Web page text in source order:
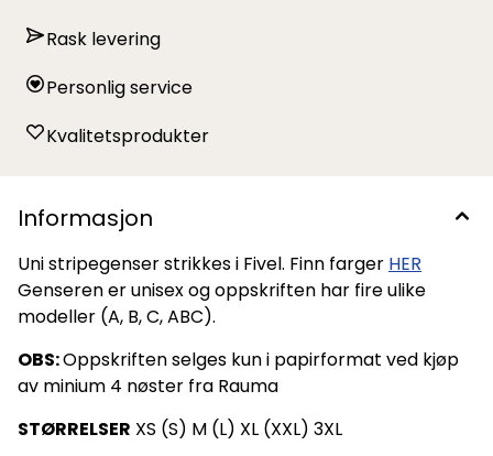
Rask levering
Personlig service
Kvalitetsprodukter
Informasjon
Uni stripegenser strikkes i Fivel. Finn farger HER
Genseren er unisex og oppskriften har fire ulike
modeller (A, B, C, ABC).
OBS:Oppskriften selges kun i papirformat ved kjøp
av minium 4 nøster fra Rauma
STØRRELSER XS (S) M (L) XL (XXL) 3XL